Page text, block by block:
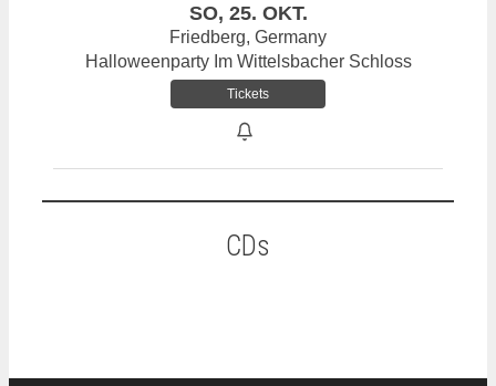
SO, 25. OKT.
Friedberg, Germany
Halloweenparty Im Wittelsbacher Schloss
Tickets
CDs